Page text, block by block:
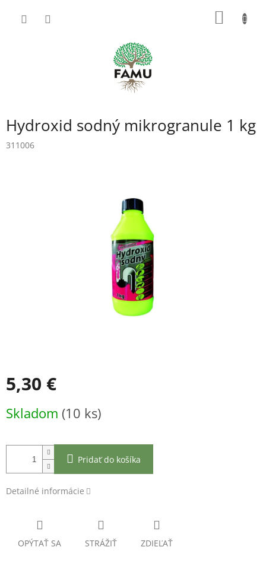
Hydroxid sodný mikrogranule 1 kg
311006
5,30 €
cena:
Skladom (10 ks)
Pridať do košíka
Detailné informácie
OPÝTAŤ SA STRÁŽIŤ ZDIEĽAŤ